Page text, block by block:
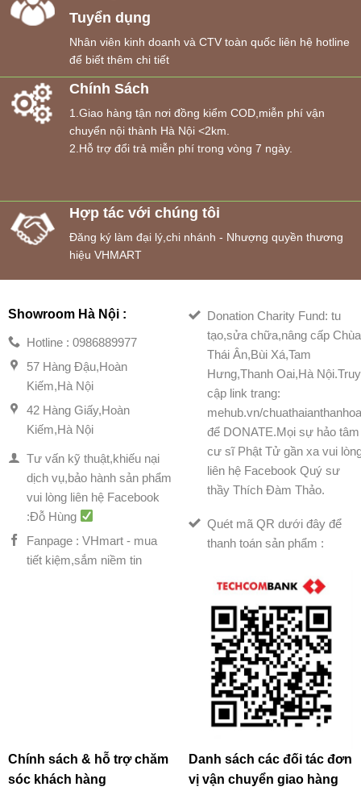
Tuyển dụng
Nhân viên kinh doanh và CTV toàn quốc liên hệ hotline
để biết thêm chi tiết
Chính Sách
1.Giao hàng tận nơi đồng kiểm COD,miễn phí vận
chuyển nội thành Hà Nội <2km.
2.Hỗ trợ đổi trả miễn phí trong vòng 7 ngày.
Hợp tác với chúng tôi
Đăng ký làm đại lý,chi nhánh - Nhượng quyền thương
hiệu VHMART
Showroom Hà Nội :
Hotline : 0986889977
57 Hàng Đậu,Hoàn
Kiếm,Hà Nội
42 Hàng Giấy,Hoàn
Kiếm,Hà Nội
Tư vấn kỹ thuật,khiếu nại
dịch vụ,bảo hành sản phẩm
vui lòng liên hệ Facebook
:Đỗ Hùng
Fanpage : VHmart - mua
tiết kiệm,sắm niềm tin
Donation Charity Fund: tu
tạo,sửa chữa,nâng cấp Chùa
Thái Ân,Bùi Xá,Tam
Hưng,Thanh Oai,Hà Nội.Truy
cập link trang:
mehub.vn/
để DONATE.Mọi sự hảo tâm
cư sĩ Phật Tử gần xa vui
liên hệ Facebook Quý sư
thầy Thích Đàm Thảo.
Quét mã QR dưới đây để
thanh toán sản phẩm :
Chính sách & hỗ trợ chăm
sóc khách hàng
Danh sách các đối tác đơn
vị vận chuyển giao hàng